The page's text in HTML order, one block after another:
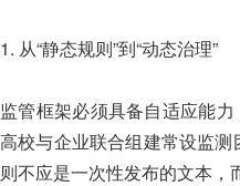
1. 从“静态规则”到“动态治理”
监管框架必须具备自适应能
高校与企业联合组建常设监
则不应是一次性发布的文本，